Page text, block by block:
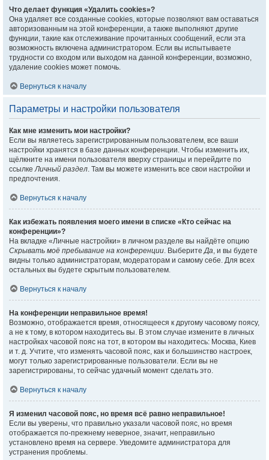
Что делает функция «Удалить cookies»?
Она удаляет все созданные cookies, которые позволяют вам оставаться
авторизованным на этой конференции, а также выполняют другие
функции, такие как отслеживание прочитанных сообщений, если эта
возможность включена администратором. Если вы испытываете
трудности со входом или выходом на данной конференции, возможно,
удаление cookies может помочь.
Вернуться к началу
Параметры и настройки пользователя
Как мне изменить мои настройки?
Если вы являетесь зарегистрированным пользователем, все ваши
настройки хранятся в базе данных конференции. Чтобы изменить их,
щёлкните на имени пользователя вверху страницы и перейдите по
ссылкеЛичный раздел. Там вы можете изменить все свои настройки и
предпочтения.
Вернуться к началу
Как избежать появления моего имени в списке «Кто сейчас на
конференции»?
На вкладке «Личные настройки» в личном разделе вы найдёте опцию
Скрывать моё пребывание на конференции. ВыберитеДа, и вы будете
видны только администраторам, модераторам и самому себе. Для всех
остальных вы будете скрытым пользователем.
Вернуться к началу
На конференции неправильное время!
Возможно, отображается время, относящееся к другому часовому поясу,
а не к тому, в котором находитесь вы. В этом случае измените в личных
настройках часовой пояс на тот, в котором вы находитесь: Москва, Киев
и т. д. Учтите, что изменять часовой пояс, как и большинство настроек,
могут только зарегистрированные пользователи. Если вы не
зарегистрированы, то сейчас удачный момент сделать это.
Вернуться к началу
Я изменил часовой пояс, но время всё равно неправильное!
Если вы уверены, что правильно указали часовой пояс, но время
отображается по-прежнему неверное, значит, неправильно
установлено время на сервере. Уведомите администратора для
устранения проблемы.